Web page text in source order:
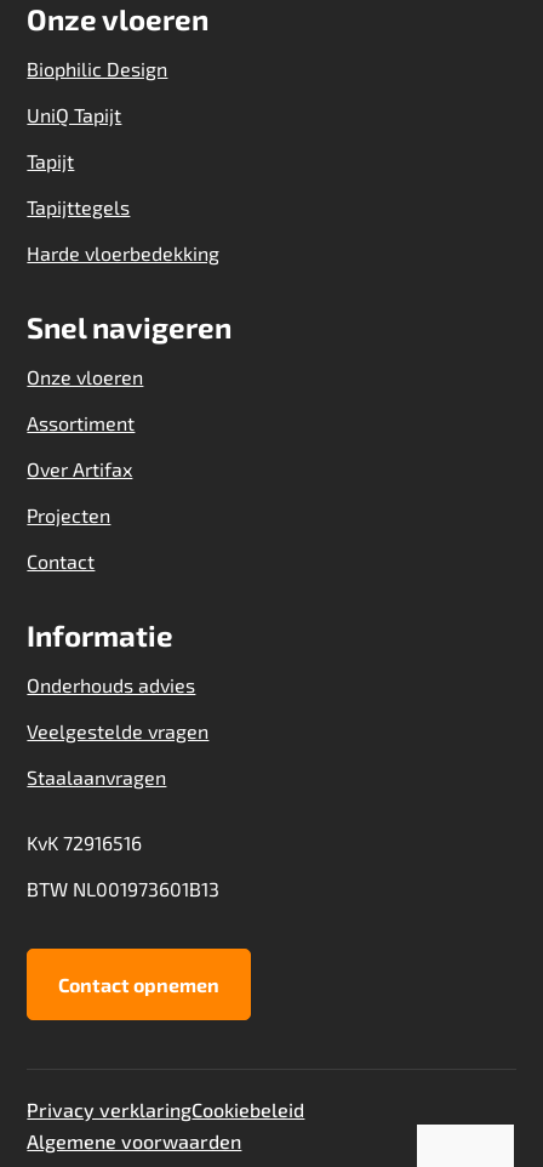
Onze vloeren
Biophilic Design
UniQ Tapijt
Tapijt
Tapijttegels
Harde vloerbedekking
Snel navigeren
Onze vloeren
Assortiment
Over Artifax
Projecten
Contact
Informatie
Onderhouds advies
Veelgestelde vragen
Staalaanvragen
KvK 72916516
BTW NL001973601B13
Contact opnemen
Privacy verklaringCookiebeleid
Algemene voorwaarden